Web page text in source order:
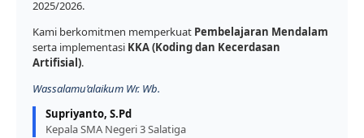
2025/2026.
Kami berkomitmen memperkuat Pembelajaran Mendalam
serta implementasi KKA (Koding dan Kecerdasan
Artifisial).
Wassalamu’alaikum Wr. Wb.
Supriyanto, S.Pd
Kepala SMA Negeri 3 Salatiga